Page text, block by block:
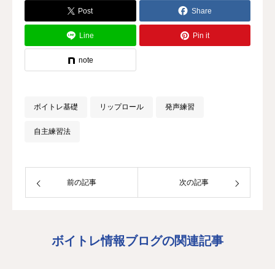
Post Share
Line Pin it
note
ボイトレ基礎 リップロール 発声練習
自主練習法
前の記事 次の記事
ボイトレ情報ブログの関連記事